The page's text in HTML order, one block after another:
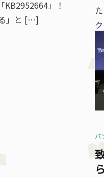
」！
」と […]
パ